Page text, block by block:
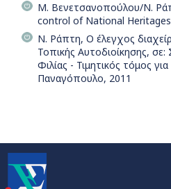
Μ. Βενετσανοπούλου/Ν.
control of National
Ν. Ράπτη, Ο έλεγχος
Τοπικής Αυτοδιοίκησης,
Φιλίας - Τιμητικός τόμος
Παναγόπουλο, 2011